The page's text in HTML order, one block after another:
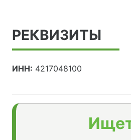
РЕКВИЗИТЫ
ИНН: 4217048100